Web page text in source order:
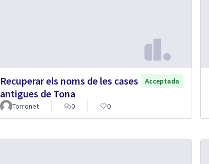
Recuperar els noms de les cases
antigues de Tona
Acceptada
Torronet 0 0